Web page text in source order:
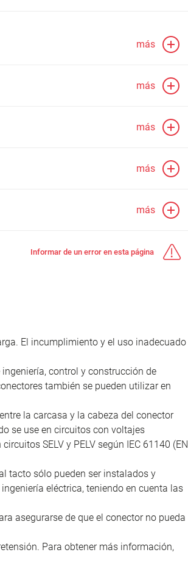
más
más
más
más
más
Informar de un error en esta página
El incumplimiento y el uso inadecuado
control y construcción de
también se pueden utilizar en
la carcasa y la cabeza del conector
se use en circuitos con voltajes
SELV y PELV según IEC 61140 (EN
tacto sólo pueden ser instalados y
eléctrica, teniendo en cuenta las
asegurarse de que el conector no pueda
Para obtener más información,